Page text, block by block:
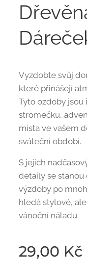
Vyzdobte svůj
které přinášejí
Tyto ozdoby
stromečku,
místa ve vašem
sváteční období.
S jejich
detaily se stanou
výzdoby po
hledá stylové,
vánoční náladu.
29,00 Kč